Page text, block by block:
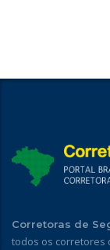
Corretoras de
todos os corretores